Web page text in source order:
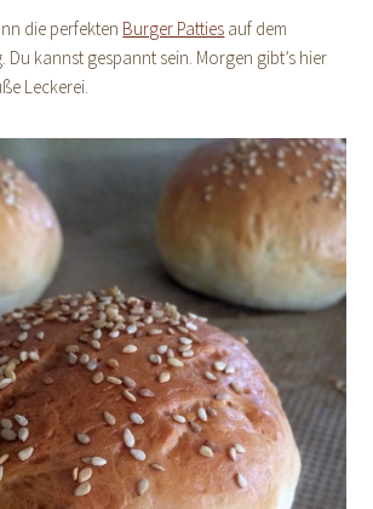
die perfekten Burger Patties auf dem
kannst gespannt sein. Morgen gibt’s hier
Leckerei.